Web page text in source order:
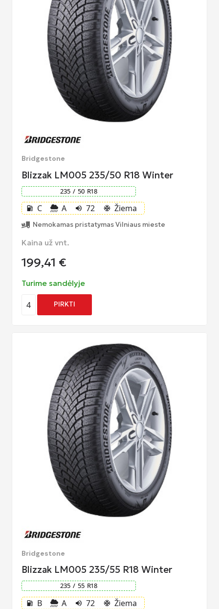
Bridgestone
Blizzak LM005 235/50 R18 Winter
235 / 50 R18
local_gas_station C A volume_up 72 ac_unit Žiema
Nemokamas pristatymas Vilniaus mieste
Kaina už vnt.
199,41 €
Turime sandėlyje
4 PIRKTI
Bridgestone
Blizzak LM005 235/55 R18 Winter
235 / 55 R18
local_gas_station B A volume_up 72 ac_unit Žiema